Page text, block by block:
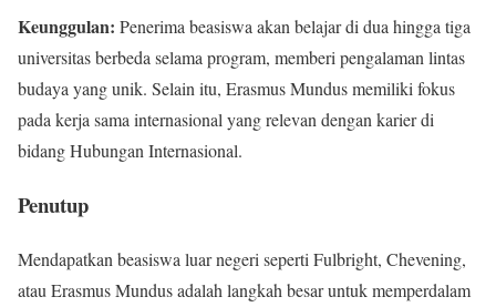
Keunggulan: Penerima beasiswa akan belajar di dua hingga tiga
universitas berbeda selama program, memberi pengalaman lintas
budaya yang unik. Selain itu, Erasmus Mundus memiliki fokus
pada kerja sama internasional yang relevan dengan karier di
bidang Hubungan Internasional.
Penutup
Mendapatkan beasiswa luar negeri seperti Fulbright, Chevening,
atau Erasmus Mundus adalah langkah besar untuk memperdalam